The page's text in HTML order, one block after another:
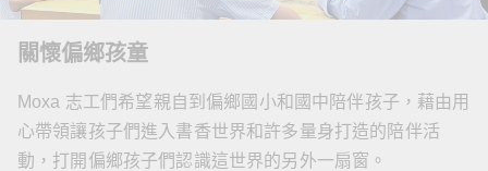
關懷偏鄉孩童
Moxa 志工們希望親自到偏鄉國小和國中陪伴孩子，藉由用
心帶領讓孩子們進入書香世界和許多量身打造的陪伴活
動，打開偏鄉孩子們認識這世界的另外一扇窗。